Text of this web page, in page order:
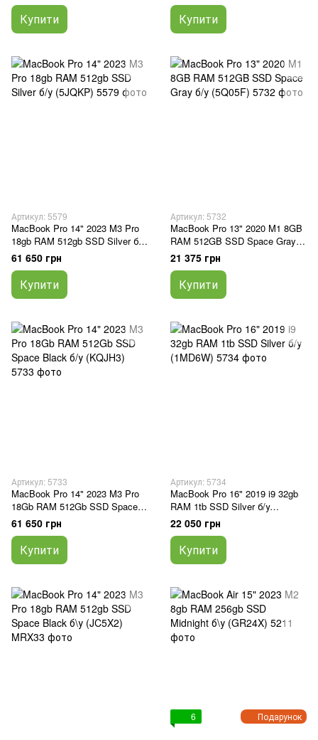
Купити Купити
Артикул: 5579
MacBook Pro 14" 2023 M3 Pro
18gb RAM 512gb SSD Silver б/у
(5JQKP)
61 650 грн
Купити
Артикул: 5732
MacBook Pro 13" 2020 M1 8GB
RAM 512GB SSD Space Gray б/
у (5Q05F)
21 375 грн
Купити
Артикул: 5733
MacBook Pro 14" 2023 M3 Pro
18Gb RAM 512Gb SSD Space
Black б/у (KQJH3)
61 650 грн
Купити
Артикул: 5734
MacBook Pro 16" 2019 i9 32gb
RAM 1tb SSD Silver б/у
(1MD6W)
22 050 грн
Купити
Подарунок
6